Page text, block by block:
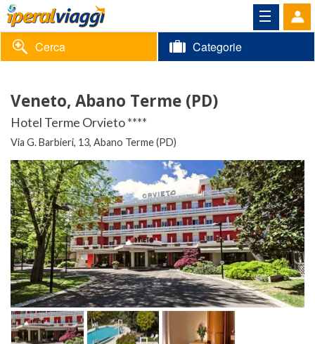
Volantino
Area
riservata
Informazioni
Contatti
Cerca Categorie
Veneto, Abano Terme (PD)
Hotel Terme Orvieto ****
Via G. Barbieri, 13, Abano Terme (PD)